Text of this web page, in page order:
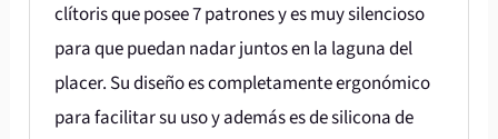
clítoris que posee 7 patrones y es muy silencioso
para que puedan nadar juntos en la laguna del
placer. Su diseño es completamente ergonómico
para facilitar su uso y además es de silicona de